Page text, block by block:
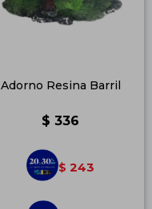
Adorno Resina Barril
$ 336
$ 243